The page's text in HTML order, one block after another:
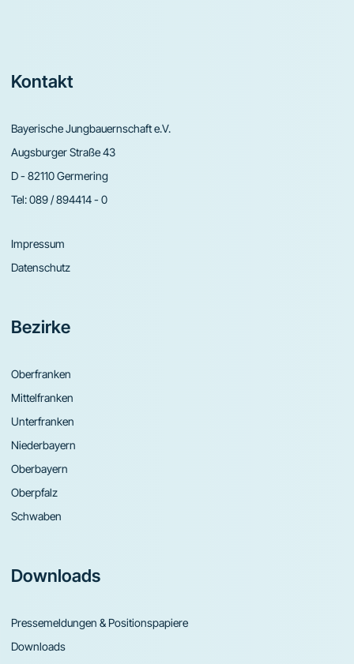
Footer
Kontakt
Bayerische Jungbauernschaft e.V.
Augsburger Straße 43
D - 82110 Germering
Tel:089 / 894414 - 0
Impressum
Datenschutz
Bezirke
Oberfranken
Mittelfranken
Unterfranken
Niederbayern
Oberbayern
Oberpfalz
Schwaben
Downloads
Pressemeldungen & Positionspapiere
Downloads